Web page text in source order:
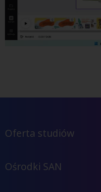
Oferta studiów
Ośrodki SAN